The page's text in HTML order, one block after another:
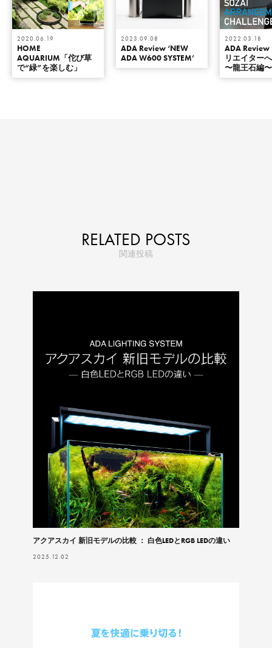
2020.06.19
HOME
AQUARIUM「佗び草
で“緑”を楽しむ」
2023.09.08
ADA Review ‘NEW
ADA W600 SYSTEM’
2022.03.18
ADA Review
リエイター
〜龍王石編
RELATED POSTS
関連投稿
アクアスカイ 新旧モデルの比較 ： 白色LEDとRGB LEDの違い
2025.12.02